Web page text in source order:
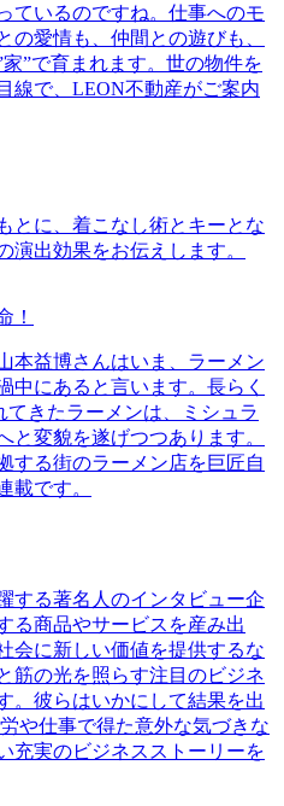
ているのですね。仕事へのモ
の愛情も、仲間との遊びも、
”で育まれます。世の物件を
線で、LEON不動産がご案内
とに、着こなし術とキーとな
演出効果をお伝えします。
！
本益博さんはいま、ラーメン
中にあると言います。長らく
きたラーメンは、ミシュラ
と変貌を遂げつつあります。
する街のラーメン店を巨匠自
載です。
する著名人のインタビュー企
る商品やサービスを産み出
会に新しい価値を提供するな
筋の光を照らす注目のビジネ
。彼らはいかにして結果を出
や仕事で得た意外な気づきな
充実のビジネスストーリーを